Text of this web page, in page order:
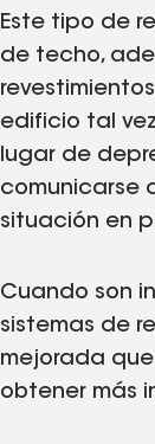
Este tipo de
de techo,
edificio tal
lugar de
comunicarse
situación en
Cuando son
sistemas de
mejorada
obtener más